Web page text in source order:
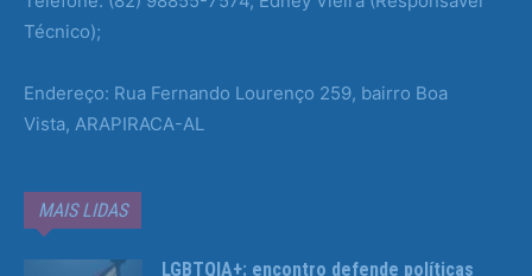
Técnico);
Endereço: Rua Fernando Lourenço 259, bairro Boa
Vista, ARAPIRACA-AL
MAIS LIDAS
LGBTQIA+: encontro defende políticas